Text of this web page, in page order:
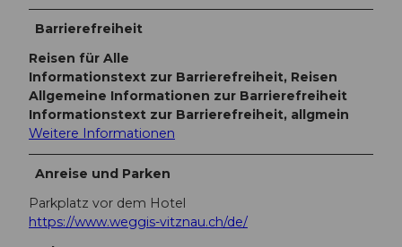
Barrierefreiheit
Reisen für Alle
Informationstext zur Barrierefreiheit, Reisen
Allgemeine Informationen zur Barrierefreiheit
Informationstext zur Barrierefreiheit, allgmein
Weitere Informationen
Anreise und Parken
Parkplatz vor dem Hotel
https://www.weggis-vitznau.ch/de/